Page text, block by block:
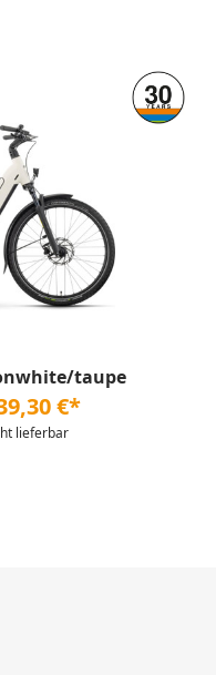
taupe
€*
lieferbar